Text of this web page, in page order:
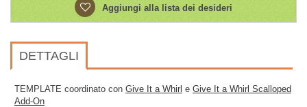
Aggiungi alla lista dei desideri
DETTAGLI
TEMPLATE coordinato con Give It a Whirl e Give It a Whirl Scalloped
Add-On